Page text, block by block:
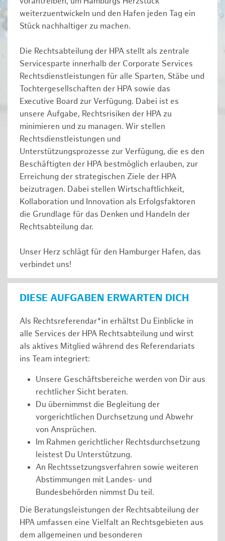
weiterzuentwickeln und den Hafen jeden Tag ein
Stück nachhaltiger zu machen.
Die Rechtsabteilung der HPA stellt als zentrale
Servicesparte innerhalb der Corporate Services
Rechtsdienstleistungen für alle Sparten, Stäbe und
Tochtergesellschaften der HPA sowie das
Executive Board zur Verfügung. Dabei ist es
unsere Aufgabe, Rechtsrisiken der HPA zu
minimieren und zu managen. Wir stellen
Rechtsdienstleistungen und
Unterstützungsprozesse zur Verfügung, die es den
Beschäftigten der HPA bestmöglich erlauben, zur
Erreichung der strategischen Ziele der HPA
beizutragen. Dabei stellen Wirtschaftlichkeit,
Kollaboration und Innovation als Erfolgsfaktoren
die Grundlage für das Denken und Handeln der
Rechtsabteilung dar.
Unser Herz schlägt für den Hamburger Hafen, das
verbindet uns!
DIESE AUFGABEN ERWARTEN DICH
Als Rechtsreferendar*in erhältst Du Einblicke in
alle Services der HPA Rechtsabteilung und wirst
als aktives Mitglied während des Referendariats
ins Team integriert:
Unsere Geschäftsbereiche werden von Dir aus
rechtlicher Sicht beraten.
Du übernimmst die Begleitung der
vorgerichtlichen Durchsetzung und Abwehr
von Ansprüchen.
Im Rahmen gerichtlicher Rechtsdurchsetzung
leistest Du Unterstützung.
An Rechtssetzungsverfahren sowie weiteren
Abstimmungen mit Landes- und
Bundesbehörden nimmst Du teil.
Die Beratungsleistungen der Rechtsabteilung der
HPA umfassen eine Vielfalt an Rechtsgebieten aus
dem allgemeinen und besonderen